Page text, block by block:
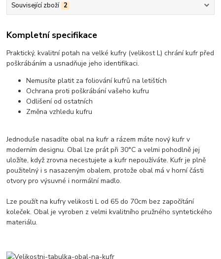
Související zboží 2
Kompletní specifikace
Praktický, kvalitní potah na velké kufry (velikost L) chrání kufr před
poškrábáním a usnadňuje jeho identifikaci.
Nemusíte platit za foliování kufrů na letištích
Ochrana proti poškrábání vašeho kufru
Odlišení od ostatních
Změna vzhledu kufru
Jednoduše nasadíte obal na kufr a rázem máte nový kufr v
moderním designu. Obal lze prát při 30°C a velmi pohodlně jej
uložíte, když zrovna necestujete a kufr nepoužíváte. Kufr je plně
použitelný i s nasazeným obalem, protože obal má v horní části
otvory pro výsuvné i normální madlo.
Lze použít na kufry velikosti L od 65 do 70cm bez započítání
koleček. Obal je vyroben z velmi kvalitního pružného syntetického
materiálu.